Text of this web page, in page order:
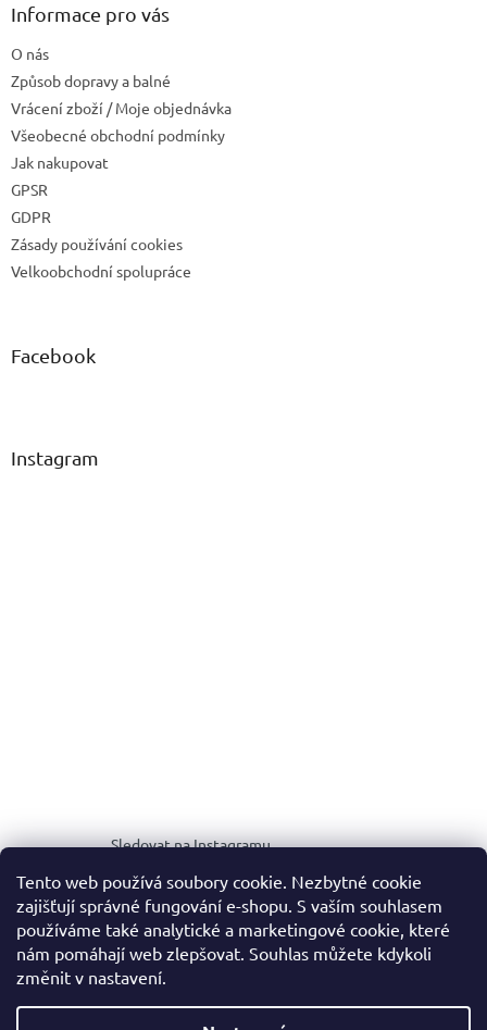
Tento web používá soubory cookie. Nezbytné cookie
zajišťují správné fungování e-shopu. S vaším souhlasem
používáme také analytické a marketingové cookie, které
nám pomáhají web zlepšovat. Souhlas můžete kdykoli
změnit v nastavení.
Informace pro vás
O nás
Způsob dopravy a balné
Vrácení zboží / Moje objednávka
Všeobecné obchodní podmínky
Jak nakupovat
GPSR
GDPR
Zásady používání cookies
Velkoobchodní spolupráce
Facebook
Instagram
Sledovat na Instagramu
MEDIA KIT
Vytvořil Shoptet